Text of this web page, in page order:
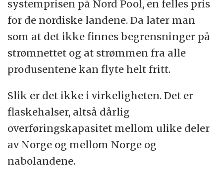
systemprisen på Nord Pool, en felles pris
for de nordiske landene. Da later man
som at det ikke finnes begrensninger på
strømnettet og at strømmen fra alle
produsentene kan flyte helt fritt.
Slik er det ikke i virkeligheten. Det er
flaskehalser, altså dårlig
overføringskapasitet mellom ulike deler
av Norge og mellom Norge og
nabolandene.